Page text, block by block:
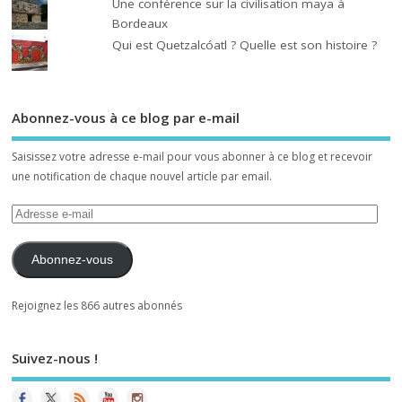
Une conférence sur la civilisation maya à
Bordeaux
Qui est Quetzalcóatl ? Quelle est son histoire ?
Abonnez-vous à ce blog par e-mail
Saisissez votre adresse e-mail pour vous abonner à ce blog et recevoir
une notification de chaque nouvel article par email.
Abonnez-vous
Rejoignez les 866 autres abonnés
Suivez-nous !